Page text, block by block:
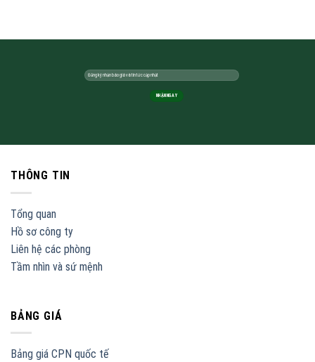
THÔNG TIN
Tổng quan
Hồ sơ công ty
Liên hệ các phòng
Tầm nhìn và sứ mệnh
BẢNG GIÁ
Bảng giá CPN quốc tế